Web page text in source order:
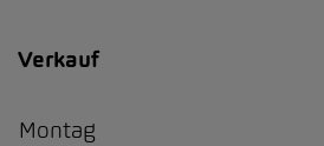
Verkauf
Montag